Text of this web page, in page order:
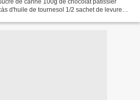
d'huile de tournesol 1/2 sachet de levure